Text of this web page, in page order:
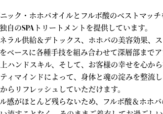
ック・ホホバオイルとフルボ酸のベストマッチ
自のSPAトリートメントを提供しています。
ラル供給＆デトックス、ホホバの美容効果、
ベースに各種手技を組み合わせて深層部まで
ハンドスキル、そして、お客様の幸せを心か
ィマインドによって、身体と魂の淀みを整流し
らリフレッシュしていただけます。
感がほとんど残らないため、フルボ酸＆ホホバ